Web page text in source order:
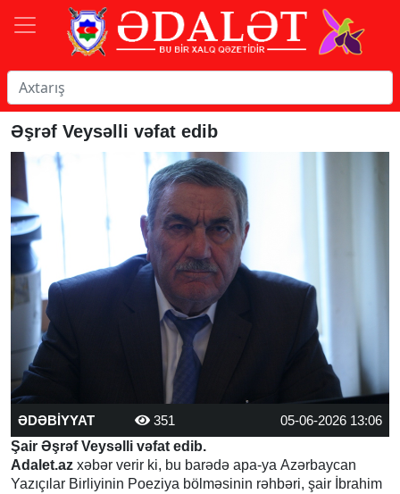
Əşrəf Veysəlli vəfat edib
ƏDƏBİYYAT 351
05-06-2026 13:06
Şair Əşrəf Veysəlli vəfat edib.
Adalet.az xəbər verir ki, bu barədə apa-ya Azərbaycan
Yazıçılar Birliyinin Poeziya bölməsinin rəhbəri, şair İbrahim